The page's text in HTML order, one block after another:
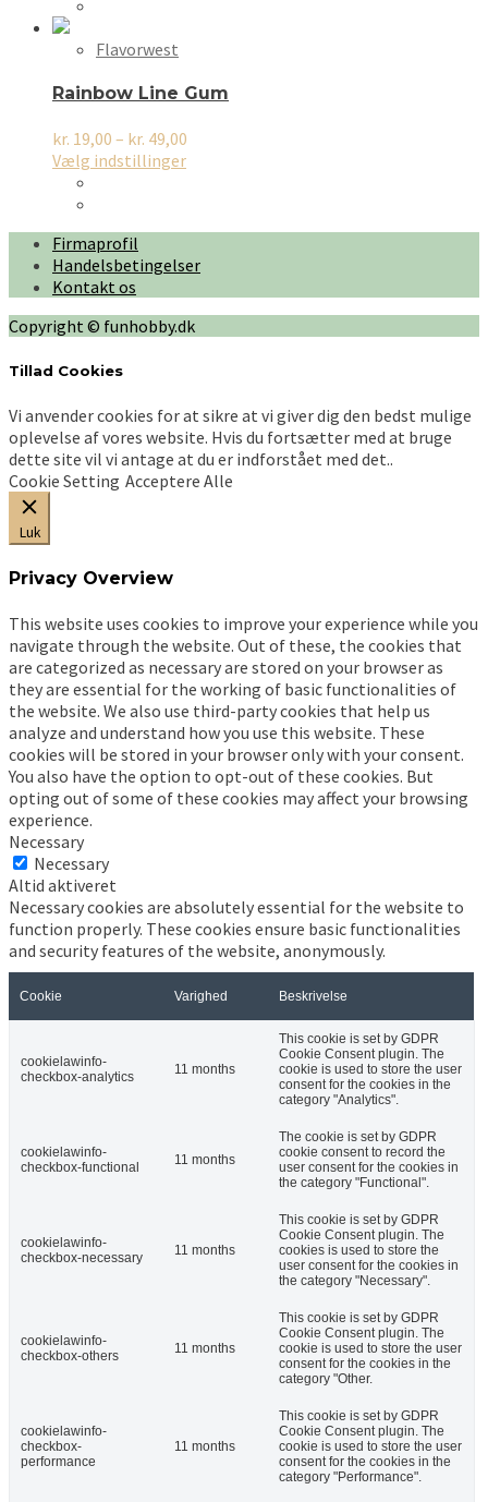
kan
på
varesiden
Flavorwest
Rainbow Line Gum
kr. 19,00 – kr. 49,00
Vælg indstillingerDette
Mulighederne
vælges
på
Firmaprofil
Handelsbetingelser
Kontakt os
Copyright © funhobby.dk
Tillad Cookies
Vi anvender cookies for at sikre at vi giver dig den bedst mulige
oplevelse af vores website. Hvis du fortsætter med at bruge
dette site vil vi antage at du er indforstået med det..
Cookie Setting Acceptere Alle
Luk
Privacy Overview
This website uses cookies to improve your experience while you
navigate through the website. Out of these, the cookies that
are categorized as necessary are stored on your browser as
they are essential for the working of basic functionalities of
the website. We also use third-party cookies that help us
analyze and understand how you use this website. These
cookies will be stored in your browser only with your consent.
You also have the option to opt-out of these cookies. But
opting out of some of these cookies may affect your browsing
experience.
Necessary
Necessary
Altid aktiveret
Necessary cookies are absolutely essential for the website to
function properly. These cookies ensure basic functionalities
and security features of the website, anonymously.
Cookie Varighed Beskrivelse
cookielawinfo-
checkbox-analytics
11 months
This cookie is set by GDPR
Cookie Consent plugin. The
cookie is used to store the user
consent for the cookies in the
category "Analytics".
cookielawinfo-
checkbox-functional
11 months
The cookie is set by GDPR
cookie consent to record the
user consent for the cookies in
the category "Functional".
cookielawinfo-
checkbox-necessary
11 months
This cookie is set by GDPR
Cookie Consent plugin. The
cookies is used to store the
user consent for the cookies in
the category "Necessary".
cookielawinfo-
checkbox-others
11 months
This cookie is set by GDPR
Cookie Consent plugin. The
cookie is used to store the user
consent for the cookies in the
category "Other.
cookielawinfo-
checkbox-
performance
11 months
This cookie is set by GDPR
Cookie Consent plugin. The
cookie is used to store the user
consent for the cookies in the
category "Performance".